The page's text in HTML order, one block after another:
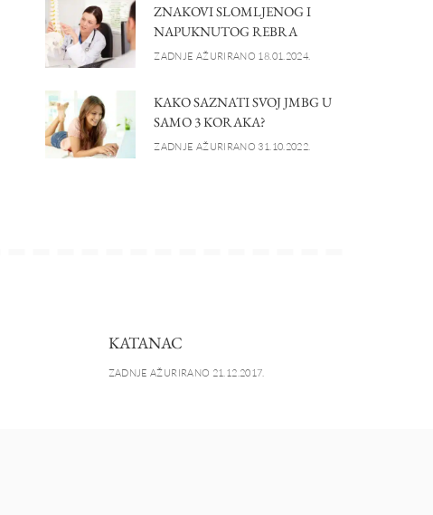
ZNAKOVI SLOMLJENOG I
NAPUKNUTOG REBRA
ZADNJE AŽURIRANO 18.01.2024.
KAKO SAZNATI SVOJ JMBG U
SAMO 3 KORAKA?
ZADNJE AŽURIRANO 31.10.2022.
KATANAC
ZADNJE AŽURIRANO 21.12.2017.